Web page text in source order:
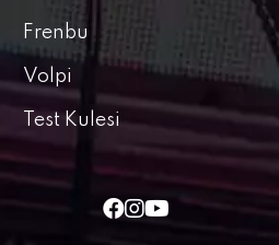
Frenbu
Volpi
Test Kulesi